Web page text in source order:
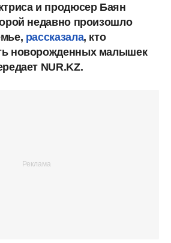
и продюсер Баян
недавно произошло
рассказала, кто
новорожденных малышек
NUR.KZ.